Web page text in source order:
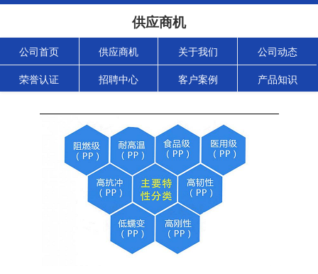
供应商机
公司首页 供应商机 关于我们 公司动态
荣誉认证 招聘中心 客户案例 产品知识